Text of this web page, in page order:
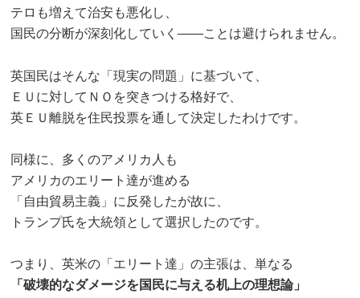
テロも増えて治安も悪化し、
国民の分断が深刻化していく――ことは避けられません。
英国民はそんな「現実の問題」に基づいて、
ＥＵに対してＮＯを突きつける格好で、
英ＥＵ離脱を住民投票を通して決定したわけです。
同様に、多くのアメリカ人も
アメリカのエリート達が進める
「自由貿易主義」に反発したが故に、
トランプ氏を大統領として選択したのです。
つまり、英米の「エリート達」の主張は、単なる
「破壊的なダメージを国民に与える机上の理想論」